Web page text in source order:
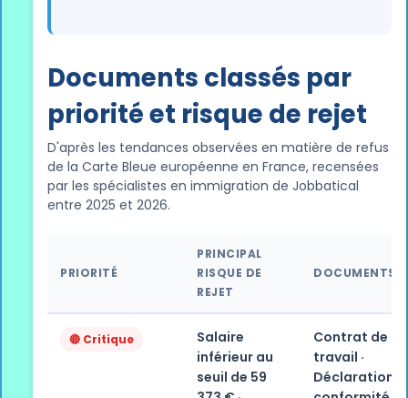
Documents classés par
priorité et risque de rejet
D'après les tendances observées en matière de refus
de la Carte Bleue européenne en France, recensées
par les spécialistes en immigration de Jobbatical
entre 2025 et 2026.
PRIORITÉ
PRINCIPAL
RISQUE DE
REJET
DOCUMENTS
🔴 Critique
Salaire
inférieur au
seuil de 59
Contrat de
travail ·
Déclaration